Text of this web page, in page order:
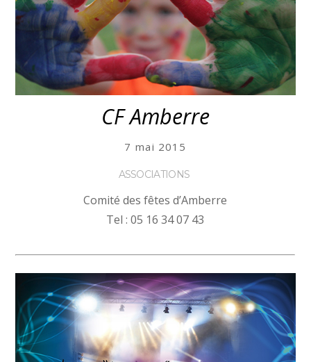
CF Amberre
7 mai 2015
ASSOCIATIONS
Comité des fêtes d’Amberre
Tel : 05 16 34 07 43